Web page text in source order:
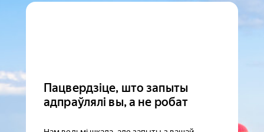
Пацвердзіце, што запыты
адпраўлялі вы, а не робат